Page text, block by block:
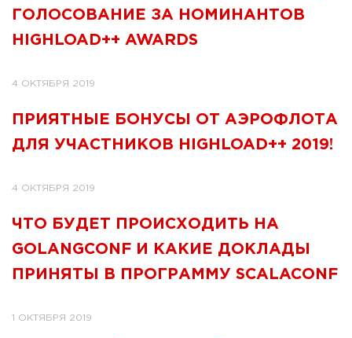
ГОЛОСОВАНИЕ ЗА НОМИНАНТОВ
HIGHLOAD++ AWARDS
4 ОКТЯБРЯ 2019
ПРИЯТНЫЕ БОНУСЫ ОТ АЭРОФЛОТА
ДЛЯ УЧАСТНИКОВ HIGHLOAD++ 2019!
4 ОКТЯБРЯ 2019
ЧТО БУДЕТ ПРОИСХОДИТЬ НА
GOLANGCONF И КАКИЕ ДОКЛАДЫ
ПРИНЯТЫ В ПРОГРАММУ SCALACONF
1 ОКТЯБРЯ 2019